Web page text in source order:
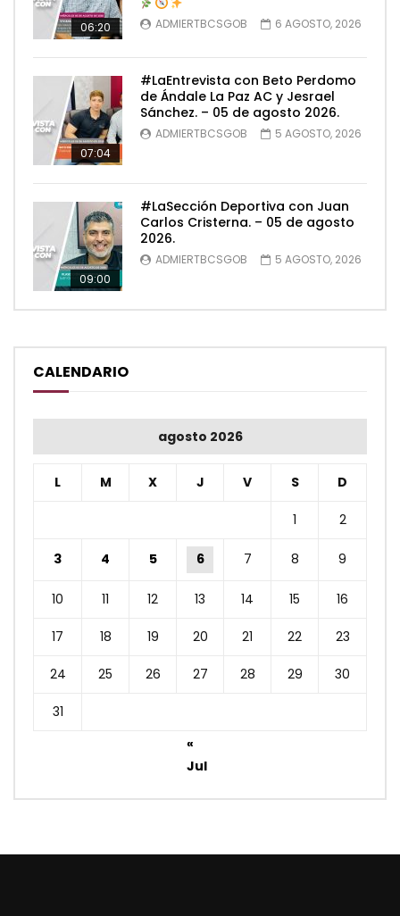
06:20 ADMIERTBCSGOB 6 AGOSTO, 2026
07:04
#LaEntrevista con Beto Perdomo
de Ándale La Paz AC y Jesrael
Sánchez. – 05 de agosto 2026.
ADMIERTBCSGOB 5 AGOSTO, 2026
09:00
#LaSección Deportiva con Juan
Carlos Cristerna. – 05 de agosto
2026.
ADMIERTBCSGOB 5 AGOSTO, 2026
CALENDARIO
agosto 2026
L M X J V S D
1 2
3 4 5 6 7 8 9
10 11 12 13 14 15 16
17 18 19 20 21 22 23
24 25 26 27 28 29 30
31
«
Jul